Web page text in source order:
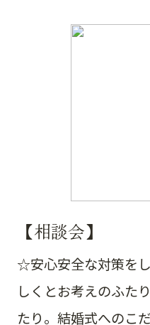
【相談会】
☆安心安全な対策を
しくとお考えのふた
たり。結婚式へのこ